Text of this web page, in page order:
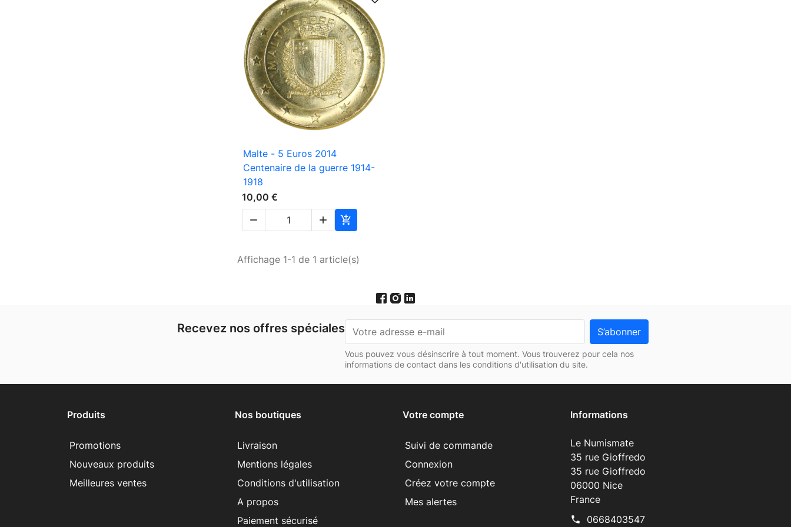
Aperçu rapide
Malte - 5 Euros 2014
Centenaire de la guerre 1914-
1918
10,00 €

 
Affichage 1-1 de 1 article(s)
Recevez nos offres spéciales
Vous pouvez vous désinscrire à tout moment. Vous trouverez pour cela nos
informations de contact dans les conditions d'utilisation du site.
Produits
Promotions
Nouveaux produits
Meilleures ventes
Nos boutiques
Livraison
Mentions légales
Conditions d'utilisation
A propos
Paiement sécurisé
Votre compte
Suivi de commande
Connexion
Créez votre compte
Mes alertes
Informations
Le Numismate
35 rue Gioffredo
35 rue Gioffredo
06000 Nice
France
phone 0668403547